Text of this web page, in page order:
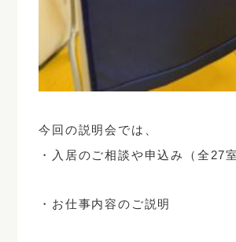
今回の説明会では、
・入居のご相談や申込み（全27室
・お仕事内容のご説明